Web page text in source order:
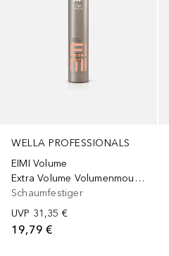
WELLA PROFESSIONALS
EIMI Volume
Extra Volume Volumenmousse
Schaumfestiger
UVP 31,35 €
19,79 €